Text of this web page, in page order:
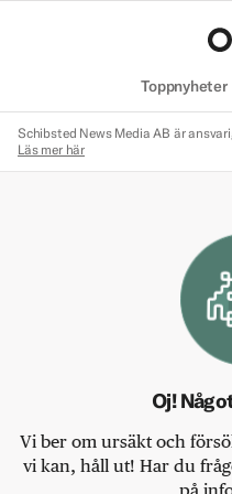
Toppnyheter
Schibsted News Media AB är
Läs mer här
Oj!
Vi ber om ursäkt och
vi kan, håll ut! Har du